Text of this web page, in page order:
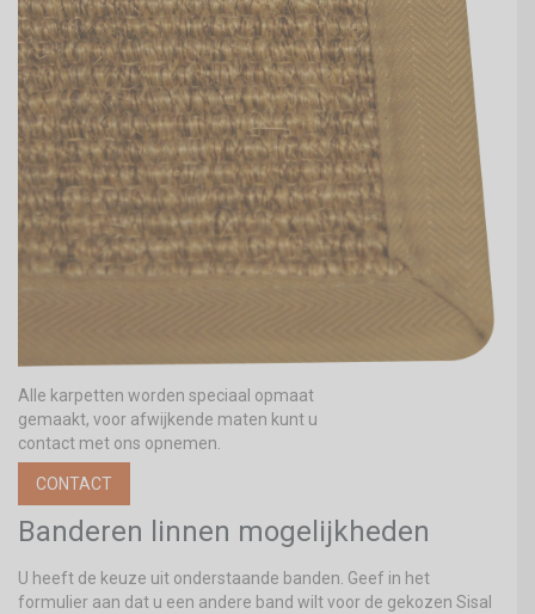
Alle karpetten worden speciaal opmaat
gemaakt, voor afwijkende maten kunt u
contact met ons opnemen.
CONTACT
Banderen linnen mogelijkheden
U heeft de keuze uit onderstaande banden. Geef in het
formulier aan dat u een andere band wilt voor de gekozen Sisal